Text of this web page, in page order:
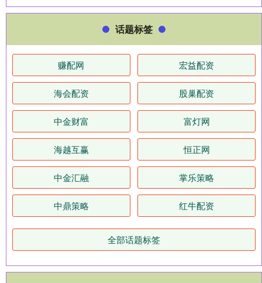
话题标签
赚配网 宏益配资
海会配资 股巢配资
中金财富 富灯网
海越互赢 恒正网
中金汇融 掌乐策略
中鼎策略 红牛配资
全部话题标签